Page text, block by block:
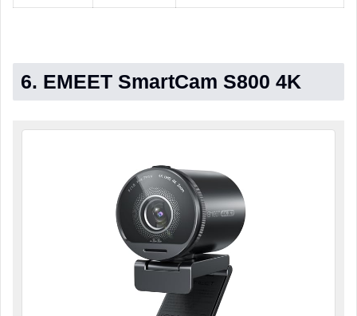
6. EMEET SmartCam S800 4K